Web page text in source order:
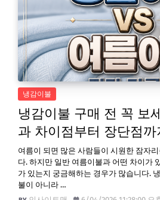
냉감이불
냉감이불 구매 전 꼭 보
과 차이점부터 장단점까
여름이 되면 많은 사람들이 시원한 잠자
다. 하지만 일반 여름이불과 어떤 차이가
가 있는지 궁금해하는 경우가 많습니다.
불이 아니라 …